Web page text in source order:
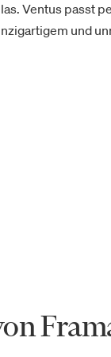
Ventus passt
und